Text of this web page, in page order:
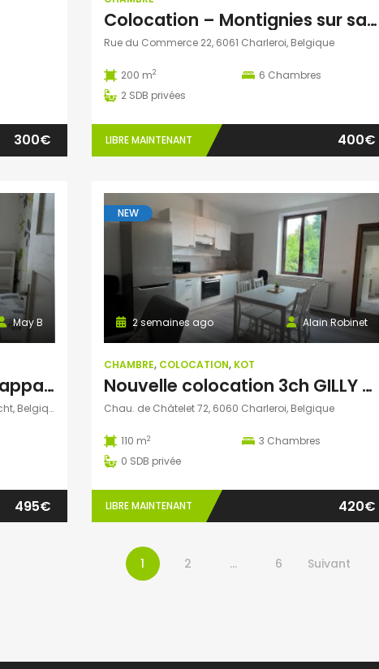
300€
Colocation – Montignies sur sambre
Rue du Commerce 22, 6061 Charleroi, Belgique
200 m2 6 Chambres
2 SDB privées
LIBRE MAINTENANT 400€
May B
chambre lumineuse dans appart de 2 étudiantes – métro AUMALE
Av. Raymond Vander Bruggen, 1070 Anderlecht, Belgique
495€
NEW
Alain Robinet
2 semaines ago
CHAMBRE, COLOCATION, KOT
Nouvelle colocation 3ch GILLY – proche GHDC site Viviers
Chau. de Châtelet 72, 6060 Charleroi, Belgique
110 m2 3 Chambres
0 SDB privée
LIBRE MAINTENANT 420€
1 2 … 6 Suivant